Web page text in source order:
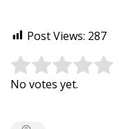
Post Views: 287
Rate this item:
No votes yet.